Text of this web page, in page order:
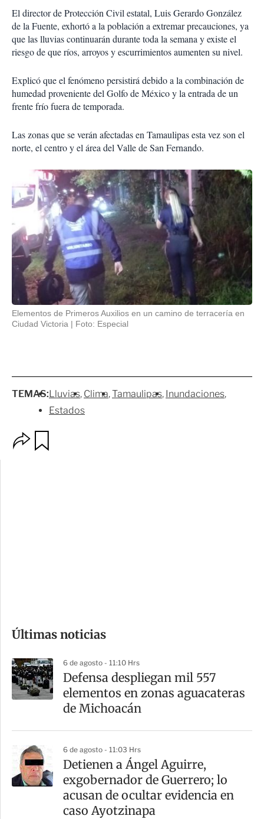
El director de Protección Civil estatal, Luis Gerardo González
de la Fuente, exhortó a la población a extremar precauciones, ya
que las lluvias continuarán durante toda la semana y existe el
riesgo de que ríos, arroyos y escurrimientos aumenten su nivel.
Explicó que el fenómeno persistirá debido a la combinación de
humedad proveniente del Golfo de México y la entrada de un
frente frío fuera de temporada.
Las zonas que se verán afectadas en Tamaulipas esta vez son el
norte, el centro y el área del Valle de San Fernando.
Elementos de Primeros Auxilios en un camino de terracería en
Ciudad Victoria
Foto: Especial
TEMAS:Lluvias Clima Tamaulipas Inundaciones
Estados
m
a
r
t
Últimas noticias
6 de agosto - 11:10 Hrs
Defensa despliegan mil 557
elementos en zonas aguacateras
de Michoacán
6 de agosto - 11:03 Hrs
Detienen a Ángel Aguirre,
exgobernador de Guerrero; lo
acusan de ocultar evidencia en
caso Ayotzinapa